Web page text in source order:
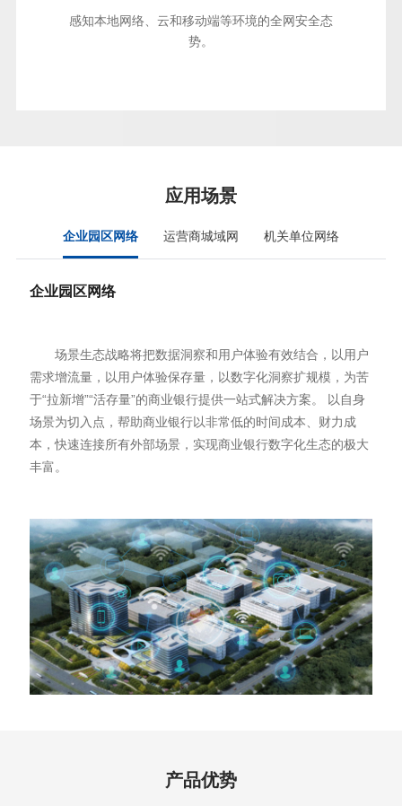
感知本地网络、云和移动端等环境的全网安全态
势。
应用场景
企业园区网络 运营商城域网 机关单位网络
企业园区网络
场景生态战略将把数据洞察和用户体验有效结合，以用户
需求增流量，以用户体验保存量，以数字化洞察扩规模，为苦
于“拉新增”“活存量”的商业银行提供一站式解决方案。 以自身
场景为切入点，帮助商业银行以非常低的时间成本、财力成
本，快速连接所有外部场景，实现商业银行数字化生态的极大
丰富。
产品优势